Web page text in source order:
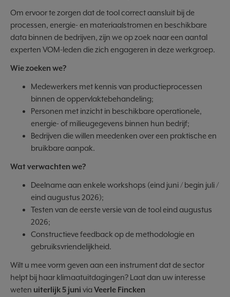
Om ervoor te zorgen dat de tool correct aansluit bij de
processen, energie- en materiaalstromen en beschikbare
data binnen de bedrijven, zijn we op zoek naar een aantal
experten VOM-leden die zich engageren in deze werkgroep.
Wie zoeken we?
Medewerkers met kennis van productieprocessen
binnen de oppervlaktebehandeling;
Personen met inzicht in beschikbare operationele,
energie- of milieugegevens binnen hun bedrijf;
Bedrijven die willen meedenken over een praktische en
bruikbare aanpak.
Wat verwachten we?
Deelname aan enkele workshops (eind juni / begin juli /
eind augustus 2026);
Testen van de eerste versie van de tool eind augustus
2026;
Constructieve feedback op de methodologie en
gebruiksvriendelijkheid.
Wilt u mee vorm geven aan een instrument dat de sector
helpt bij haar klimaatuitdagingen? Laat dan uw interesse
weten uiterlijk 5 juni via Veerle Fincken